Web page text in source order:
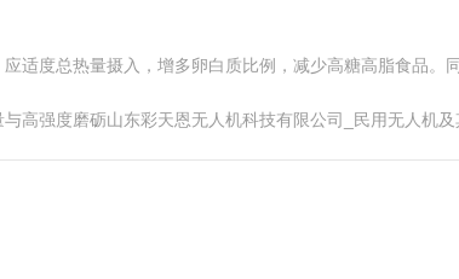
适度总热量摄入，增多卵白质比例，减少高糖高脂食品。
高强度磨砺山东彩天恩无人机科技有限公司_民用无人机